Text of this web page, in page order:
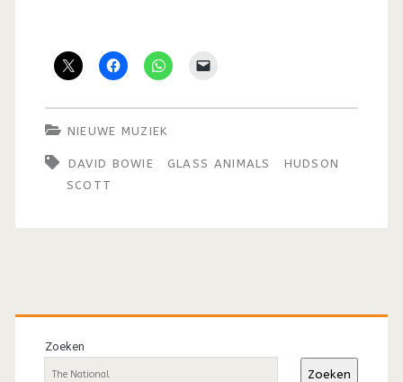
NIEUWE MUZIEK
DAVID BOWIE GLASS ANIMALS
HUDSON
SCOTT
Primaire
sidebar
Zoeken
Zoeken